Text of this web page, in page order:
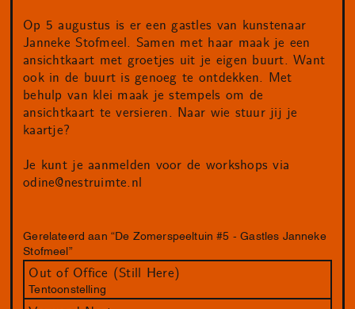
Op 5 augustus is er een gastles van kunstenaar
Janneke Stofmeel. Samen met haar maak je een
ansichtkaart met groetjes uit je eigen buurt. Want
ook in de buurt is genoeg te ontdekken. Met
behulp van klei maak je stempels om de
ansichtkaart te versieren. Naar wie stuur jij je
kaartje?
Je kunt je aanmelden voor de workshops via
odine@nestruimte.nl
Gerelateerd aan “De Zomerspeeltuin #5 - Gastles Janneke
Stofmeel”
Out of Office (Still Here)
Tentoonstelling